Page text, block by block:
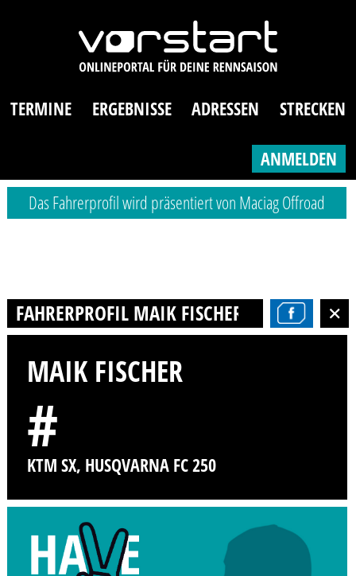
TERMINE ERGEBNISSE ADRESSEN STRECKEN
ANMELDEN
Das Fahrerprofil wird präsentiert von Maciag Offroad
FAHRERPROFIL MAIK FISCHER
MAIK FISCHER
#
KTM SX, HUSQVARNA FC 250